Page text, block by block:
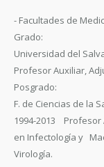
- Facultades de
Grado:
Universidad del
Profesor Auxiliar,
Posgrado:
F. de Ciencias de la
1994-2013 Profesor
en Infectología y
Virología.